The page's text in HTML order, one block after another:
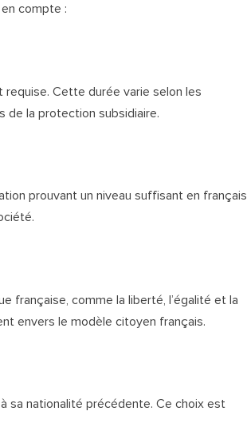
compte :
Cette durée varie selon les
de la protection subsidiaire.
prouvant un niveau suffisant en français
française, comme la liberté, l’égalité et la
envers le modèle citoyen français.
sa nationalité précédente. Ce choix est